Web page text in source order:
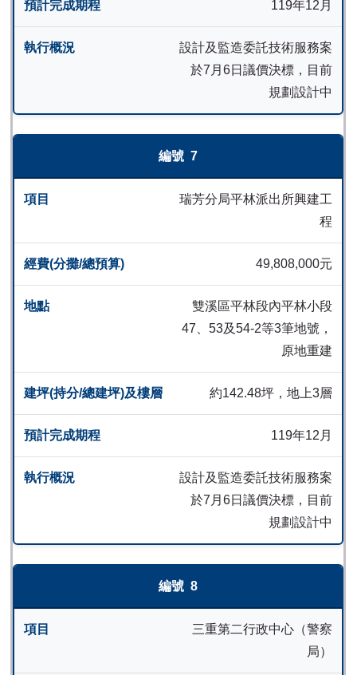
119年12月
設計及監造委託技術服務案
於7月6日議價決標，目前
規劃設計中
7
瑞芳分局平林派出所興建工
程
49,808,000元
雙溪區平林段內平林小段
47、53及54-2等3筆地號，
原地重建
約142.48坪，地上3層
119年12月
設計及監造委託技術服務案
於7月6日議價決標，目前
規劃設計中
8
三重第二行政中心（警察
局）